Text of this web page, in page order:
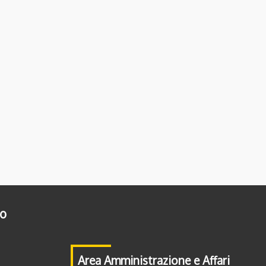
Area Amministrazione e Affari